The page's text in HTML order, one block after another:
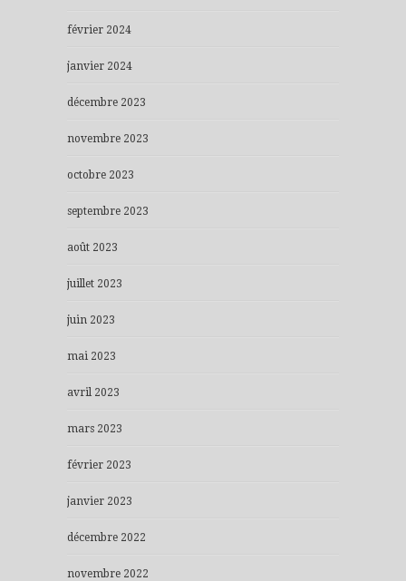
février 2024
janvier 2024
décembre 2023
novembre 2023
octobre 2023
septembre 2023
août 2023
juillet 2023
juin 2023
mai 2023
avril 2023
mars 2023
février 2023
janvier 2023
décembre 2022
novembre 2022